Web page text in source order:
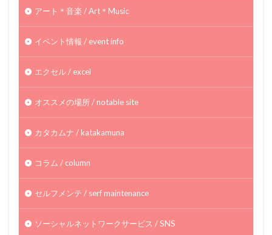
アート＊音楽 / Art＊Music
イベント情報 / event info
エクセル / excel
オススメの場所 / notable site
カタカムナ / katakamuna
コラム / column
セルフメンテ / serf maintenance
ソーシャルネットワークサービス / SNS